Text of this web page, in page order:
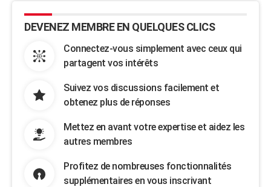
DEVENEZ MEMBRE EN QUELQUES CLICS
Connectez-vous simplement avec ceux qui
partagent vos intérêts
Suivez vos discussions facilement et
obtenez plus de réponses
Mettez en avant votre expertise et aidez les
autres membres
Profitez de nombreuses fonctionnalités
supplémentaires en vous inscrivant